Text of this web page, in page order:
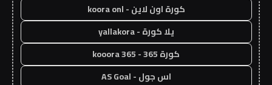
كورة اون لاين - koora onl
يلا كورة - yallakora
كورة 365 - kooora 365
اس جول - AS Goal